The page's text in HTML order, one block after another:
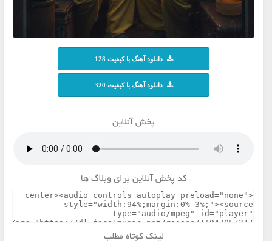
دانلود آهنگ با کیفیت 128
دانلود آهنگ با کیفیت 320
پخش آنلاین
کد پخش آنلاین برای وبلاگ ها
لینک کوتاه مطلب